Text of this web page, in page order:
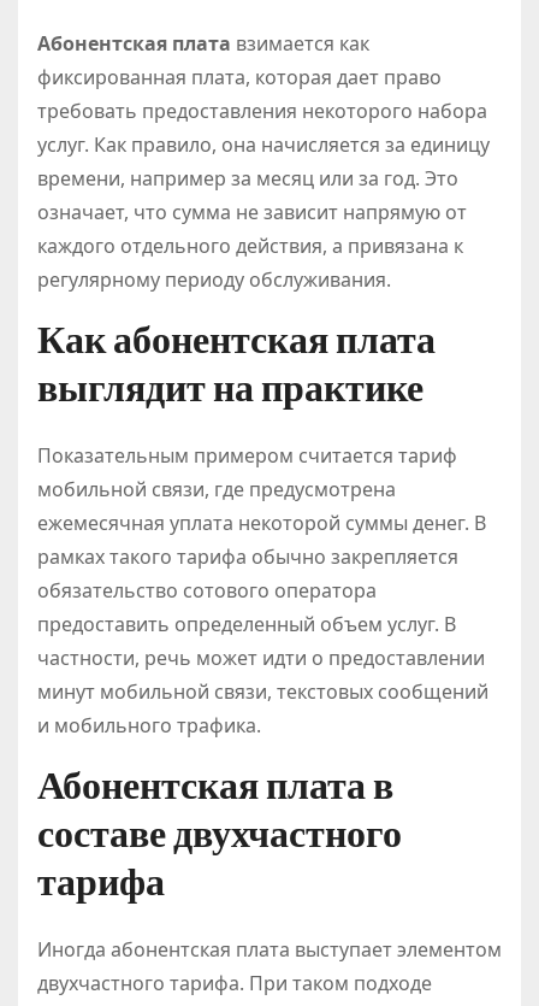
Абонентская плата взимается как
фиксированная плата, которая дает право
требовать предоставления некоторого набора
услуг. Как правило, она начисляется за единицу
времени, например за месяц или за год. Это
означает, что сумма не зависит напрямую от
каждого отдельного действия, а привязана к
регулярному периоду обслуживания.
Как абонентская плата
выглядит на практике
Показательным примером считается тариф
мобильной связи, где предусмотрена
ежемесячная уплата некоторой суммы денег. В
рамках такого тарифа обычно закрепляется
обязательство сотового оператора
предоставить определенный объем услуг. В
частности, речь может идти о предоставлении
минут мобильной связи, текстовых сообщений
и мобильного трафика.
Абонентская плата в
составе двухчастного
тарифа
Иногда абонентская плата выступает элементом
двухчастного тарифа. При таком подходе